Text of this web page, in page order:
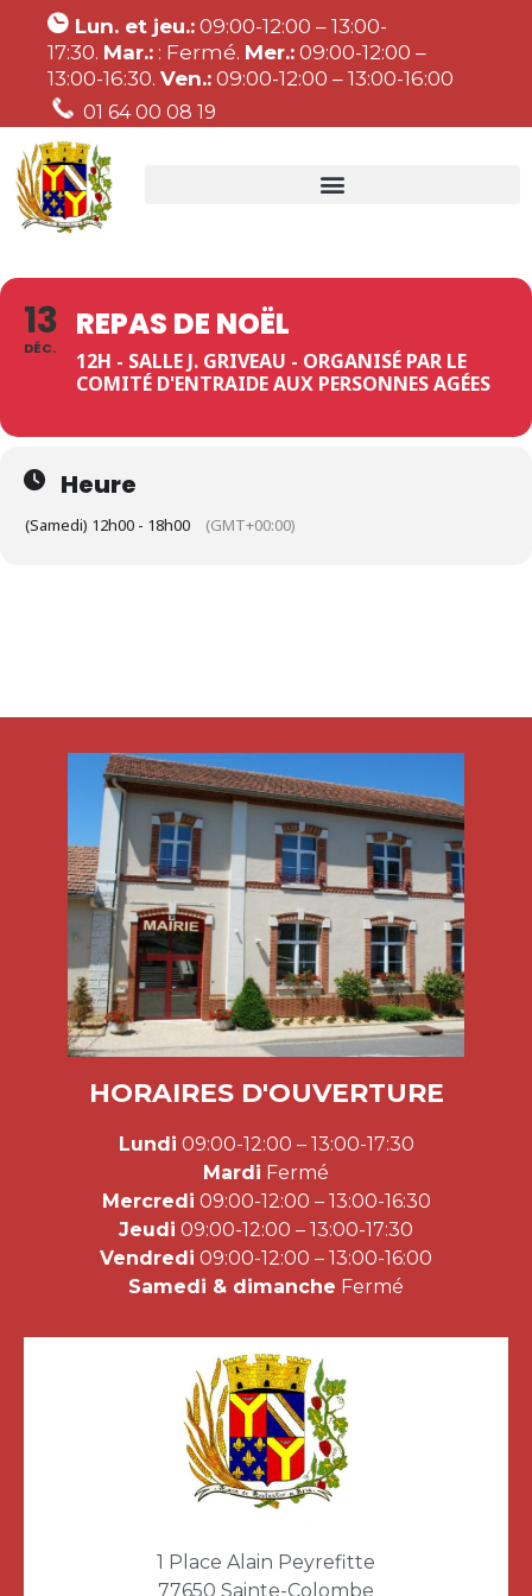
Lun. et jeu.: 09:00-12:00 – 13:00-
17:30. Mar.: : Fermé. Mer.: 09:00-12:00 –
13:00-16:30. Ven.: 09:00-12:00 – 13:00-16:00
01 64 00 08 19
13
DÉC.
REPAS DE NOËL
12H - SALLE J. GRIVEAU - ORGANISÉ PAR LE
COMITÉ D'ENTRAIDE AUX PERSONNES AGÉES
Heure
(Samedi) 12h00 - 18h00 (GMT+00:00)
HORAIRES D'OUVERTURE
Lundi 09:00-12:00 – 13:00-17:30
Mardi Fermé
Mercredi 09:00-12:00 – 13:00-16:30
Jeudi 09:00-12:00 – 13:00-17:30
Vendredi 09:00-12:00 – 13:00-16:00
Samedi & dimanche Fermé
1 Place Alain Peyrefitte
77650 Sainte-Colombe